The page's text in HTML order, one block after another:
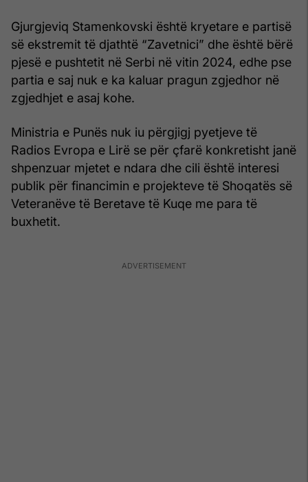
Gjurgjeviq Stamenkovski është kryetare e partisë
së ekstremit të djathtë “Zavetnici” dhe është bërë
pjesë e pushtetit në Serbi në vitin 2024, edhe pse
partia e saj nuk e ka kaluar pragun zgjedhor në
zgjedhjet e asaj kohe.
Ministria e Punës nuk iu përgjigj pyetjeve të
Radios Evropa e Lirë se për çfarë konkretisht janë
shpenzuar mjetet e ndara dhe cili është interesi
publik për financimin e projekteve të Shoqatës së
Veteranëve të Beretave të Kuqe me para të
buxhetit.